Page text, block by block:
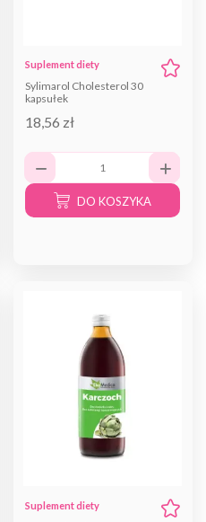
Suplement diety
Sylimarol Cholesterol 30
kapsułek
18,56 zł
DO KOSZYKA
Suplement diety